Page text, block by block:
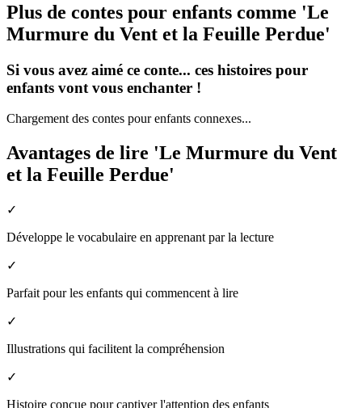
Plus de contes pour enfants comme 'Le
Murmure du Vent et la Feuille Perdue'
Si vous avez aimé ce conte... ces histoires pour
enfants vont vous enchanter !
Chargement des contes pour enfants connexes...
Avantages de lire 'Le Murmure du Vent
et la Feuille Perdue'
✓
Développe le vocabulaire en apprenant par la lecture
✓
Parfait pour les enfants qui commencent à lire
✓
Illustrations qui facilitent la compréhension
✓
Histoire conçue pour captiver l'attention des enfants